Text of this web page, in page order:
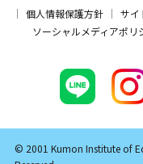
個人情報保護方針 サイ
ソーシャルメディアポリ
© 2001 Kumon Institute of